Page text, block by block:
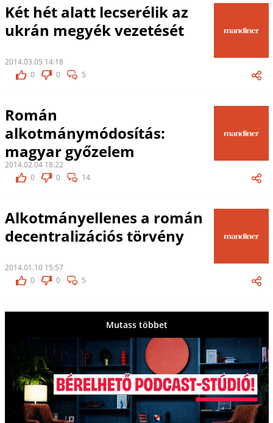
Két hét alatt lecserélik az
ukrán megyék vezetését
2014.03.05 14:18
0
0 5
Román
alkotmánymódosítás:
magyar győzelem
2014.02.04 18:22
0
0 14
Alkotmányellenes a román
decentralizációs törvény
2014.01.10 15:57
0
0 5
Mutass többet